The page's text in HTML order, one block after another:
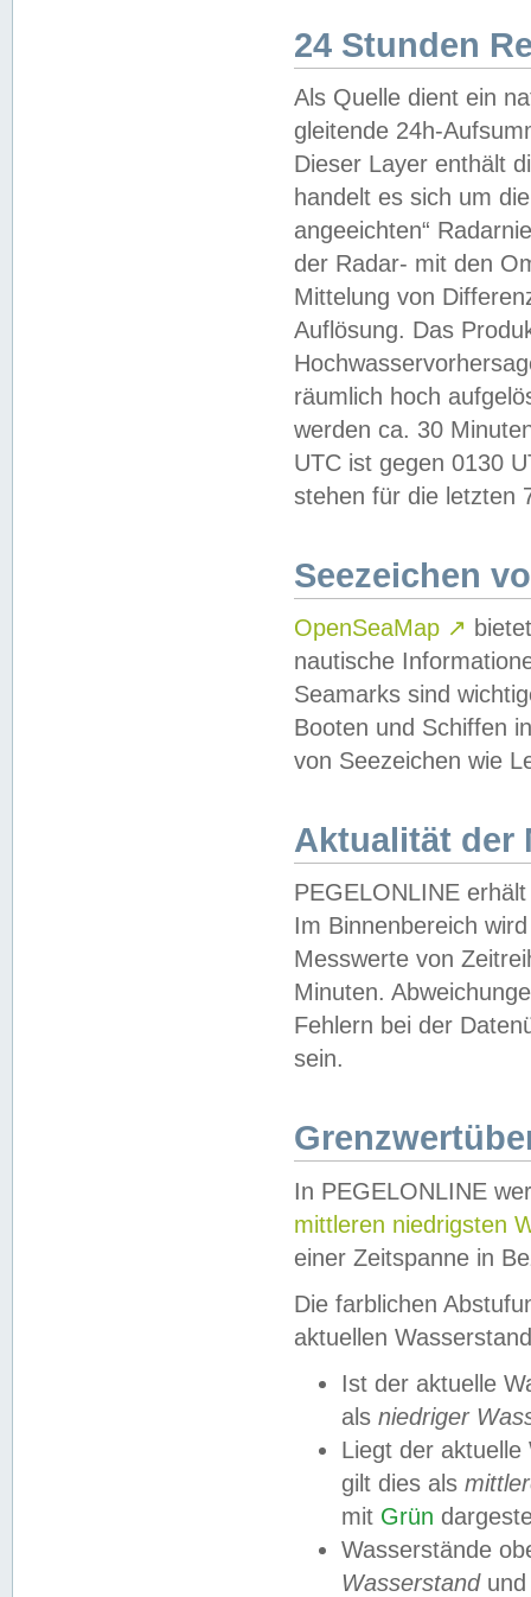
24 Stunden
Als Quelle dient ein
gleitende 24h-
Dieser Layer enthält
handelt es sich um
angeeichten“
der Radar- mit den
Mittelung von
Auflösung. Das
räumlich hoch
werden ca. 30
UTC ist gegen 0130
stehen für die letzten
Seezeichen
OpenSeaMap ↗
nautische
Seamarks sind
Booten und Schiffen
von Seezeichen wie
Aktualität der
PEGELONLINE
Im Binnenbereich
Messwerte von
Minuten.
Fehlern bei der
sein.
In PEGELONLINE
mittleren niedrigsten
einer Zeitspanne in
Die farblichen
aktuellen
Ist der aktuelle
als niedriger
Liegt der
gilt dies als
mit Grün
Wasserstände
Wasserstandund